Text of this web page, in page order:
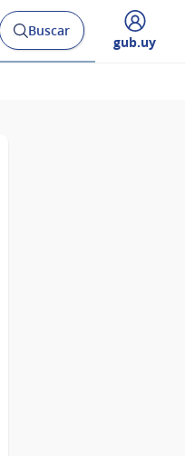
Abrir
buscador
Buscar
Desplegar
gub.uy